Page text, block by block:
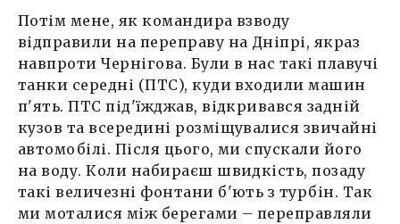
Потім мене, як командира взводу
відправили на переправу на Дніпрі, якраз
навпроти Чернігова. Були в нас такі плавучі
танки середні (ПТС), куди входили машин
п'ять. ПТС під'їжджав, відкривався задній
кузов та всередині розміщувалися звичайні
автомобілі. Після цього, ми спускали його
на воду. Коли набираєш швидкість, позаду
такі величезні фонтани б'ють з турбін. Так
ми моталися між берегами – переправляли